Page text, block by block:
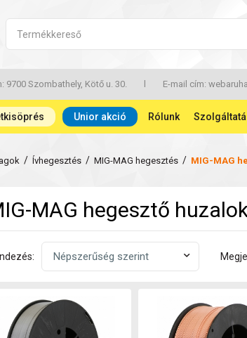
9700 Szombathely, Kötő u. 30. E-mail cím:
Unior akció Rólunk
/ Ívhegesztés / MIG-MAG hegesztés / MIG-MAG
MAG hegesztő